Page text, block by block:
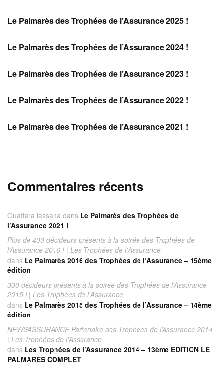
Le Palmarès des Trophées de l’Assurance 2025 !
Le Palmarès des Trophées de l’Assurance 2024 !
Le Palmarès des Trophées de l’Assurance 2023 !
Le Palmarès des Trophées de l’Assurance 2022 !
Le Palmarès des Trophées de l’Assurance 2021 !
Commentaires récents
Ouattara lassana dans Le Palmarès des Trophées de
l’Assurance 2021 !
Plus de 400 décideurs présents à la soirée des Trophées de
l’Assurance 2016 ! | Les Trophées de l'Assurance
dans Le Palmarès 2016 des Trophées de l’Assurance – 15ème
édition
330 décideurs présents à la soirée des Trophées de l’Assurance
2015 ! | Les Trophées de l'Assurance
dans Le Palmarès 2015 des Trophées de l’Assurance – 14ème
édition
NEWSASSURANCE Partenaire des Trophées de l’Assurance 2014
| Les Trophées de l'Assurance
dans Les Trophées de l’Assurance 2014 – 13ème EDITION LE
PALMARES COMPLET